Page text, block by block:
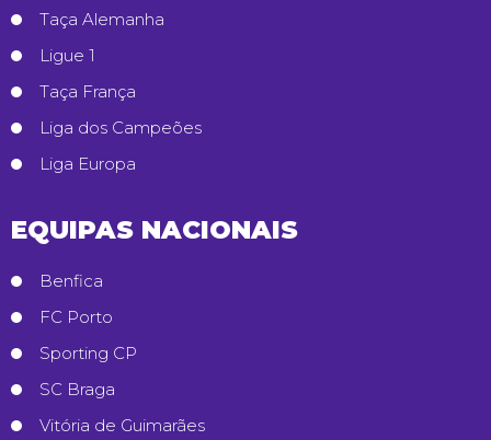
Taça Alemanha
Ligue 1
Taça França
Liga dos Campeões
Liga Europa
EQUIPAS NACIONAIS
Benfica
FC Porto
Sporting CP
SC Braga
Vitória de Guimarães